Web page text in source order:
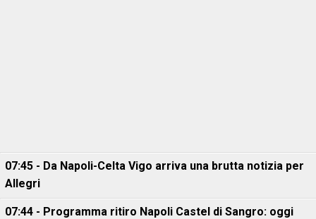
07:45 - Da Napoli-Celta Vigo arriva una brutta notizia per
Allegri
07:44 - Programma ritiro Napoli Castel di Sangro: oggi